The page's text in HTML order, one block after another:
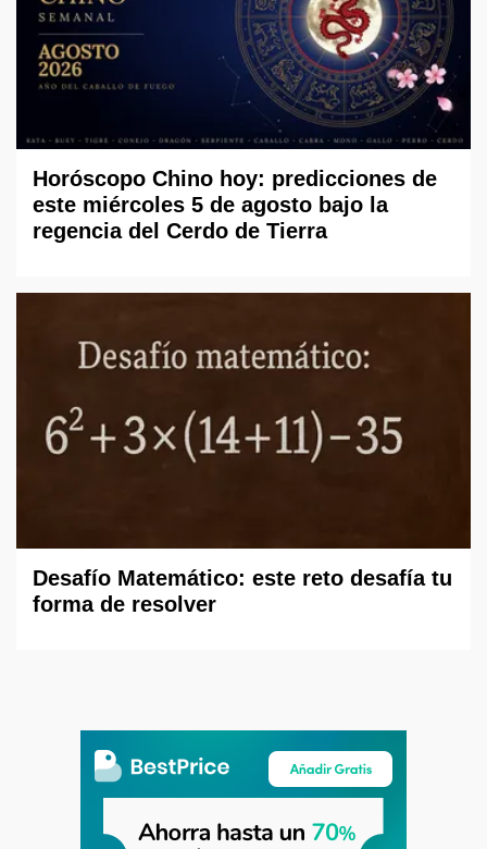
Horóscopo Chino hoy: predicciones de
este miércoles 5 de agosto bajo la
regencia del Cerdo de Tierra
Desafío Matemático: este reto desafía tu
forma de resolver